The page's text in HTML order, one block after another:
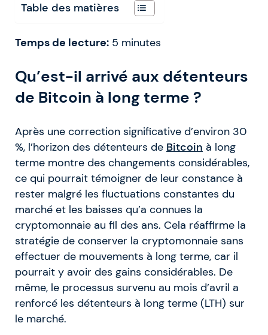
Table des matières
Temps de lecture: 5 minutes
Qu’est-il arrivé aux détenteurs
de Bitcoin à long terme ?
Après une correction significative d’environ 30
%, l’horizon des détenteurs de Bitcoin à long
terme montre des changements considérables,
ce qui pourrait témoigner de leur constance à
rester malgré les fluctuations constantes du
marché et les baisses qu’a connues la
cryptomonnaie au fil des ans. Cela réaffirme la
stratégie de conserver la cryptomonnaie sans
effectuer de mouvements à long terme, car il
pourrait y avoir des gains considérables. De
même, le processus survenu au mois d’avril a
renforcé les détenteurs à long terme (LTH) sur
le marché.